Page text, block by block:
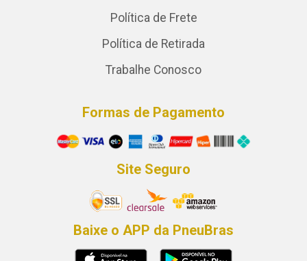
Política de Frete
Política de Retirada
Trabalhe Conosco
Formas de Pagamento
Site Seguro
Baixe o APP da PneuBras